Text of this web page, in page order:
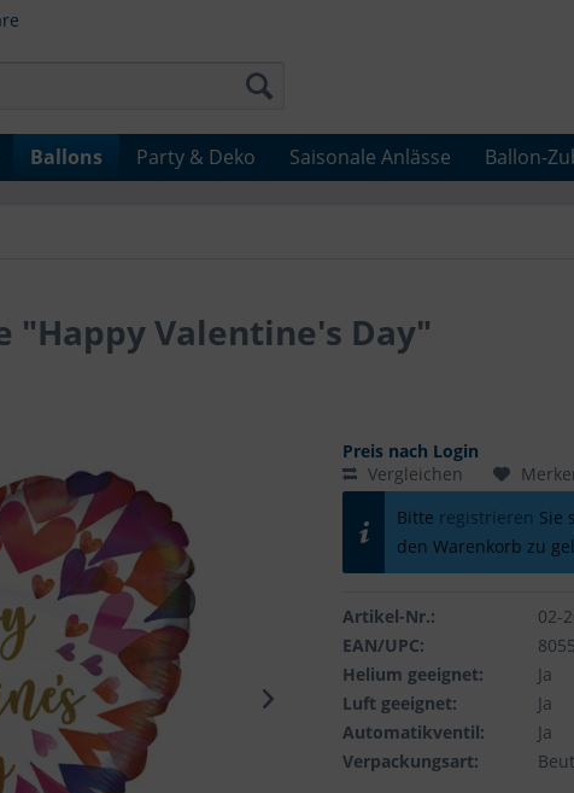
Ballons Party & Deko Saisonale Anlässe Ballon-
"Happy Valentine's Day"
Preis nach Login
Vergleichen
Bitte registrieren Sie
den Warenkorb zu
Artikel-Nr.:
02-
EAN/UPC:
Helium geeignet:
Ja
Luft geeignet:
Ja
Automatikventil:
Ja
Verpackungsart: